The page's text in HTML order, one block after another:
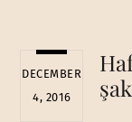
DECEMBER
4, 2016